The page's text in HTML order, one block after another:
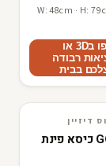
W: 48cm · H:
צפו ב3D או
רבודה
בבית
דיזיין
GOLBUSRT כיסא פינת